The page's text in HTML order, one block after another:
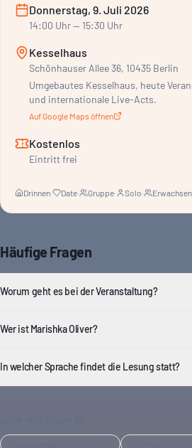
Donnerstag, 9. Juli 2026
14:00 Uhr— 15:30 Uhr
Kesselhaus
Schönhauser Allee 36, 10435 Berlin
Umgebautes Kesselhaus, heute
und internationale Live-Acts.
Auf Google Maps öffnen
Kostenlos
Eintritt frei
Drinnen· Date· Gruppe· Solo·
Häufige Fragen
Worum geht es bei der Veranstaltung?
Wer ist Marishka Oliver?
In welcher Sprache findet die Lesung statt?